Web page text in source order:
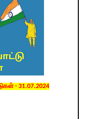
- 31.07.2024